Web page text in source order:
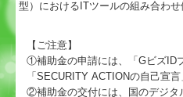
【ご注意】
①補助金の申請には、「GビズID
「SECURITY ACTIONの自己宣言
②補助金の交付には、国のデジタ